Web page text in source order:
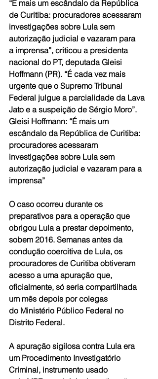
“É mais um escândalo da República
de Curitiba: procuradores acessaram
investigações sobre Lula sem
autorização judicial e vazaram para
a imprensa”, criticou a presidenta
nacional do PT, deputada Gleisi
Hoffmann (PR). “É cada vez mais
urgente que o Supremo Tribunal
Federal julgue a parcialidade da Lava
Jato e a suspeição de Sérgio Moro”.
Gleisi Hoffmann: “É mais um
escândalo da República de Curitiba:
procuradores acessaram
investigações sobre Lula sem
autorização judicial e vazaram para a
imprensa”
O caso ocorreu durante os
preparativos para a operação que
obrigou Lula a prestar depoimento,
sobem 2016. Semanas antes da
condução coercitiva de Lula, os
procuradores de Curitiba obtiveram
acesso a uma apuração que,
oficialmente, só seria compartilhada
um mês depois por colegas
do Ministério Público Federal no
Distrito Federal.
A apuração sigilosa contra Lula era
um Procedimento Investigatório
Criminal, instrumento usado